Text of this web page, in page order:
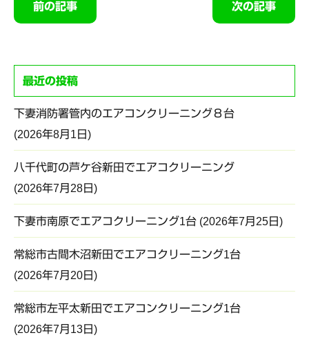
前の記事 次の記事
最近の投稿
下妻消防署管内のエアコンクリーニング８台
2026年8月1日
八千代町の芦ケ谷新田でエアコクリーニング
2026年7月28日
下妻市南原でエアコクリーニング1台 2026年7月25日
常総市古間木沼新田でエアコクリーニング1台
2026年7月20日
常総市左平太新田でエアコンクリーニング1台
2026年7月13日